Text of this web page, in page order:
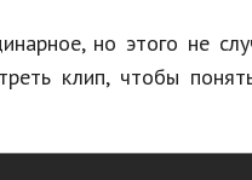
но этого не
клип, чтобы